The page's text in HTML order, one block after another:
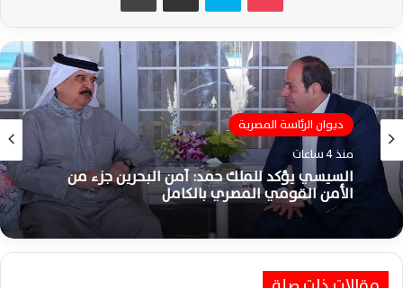
ديوان الرئاسة المصرية
منذ 4 ساعات
السيسي يؤكد للملك حمد: أمن البحرين جزء من
الأمن القومي المصري بالكامل
اخبار الرياضة
منذ 4 ساعات
تعرف على مواعيد مباريات الأهلي بالدوري